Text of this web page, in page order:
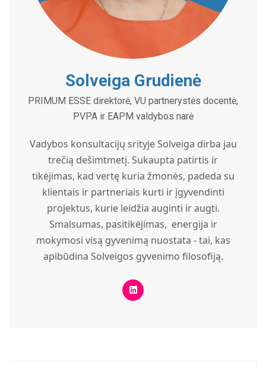
Solveiga Grudienė
PRIMUM ESSE direktorė, VU partnerystės docentė,
PVPA ir EAPM valdybos narė
Vadybos konsultacijų srityje Solveiga dirba jau
trečią dešimtmetį. Sukaupta patirtis ir
tikėjimas, kad vertę kuria žmonės, padeda su
klientais ir partneriais kurti ir įgyvendinti
projektus, kurie leidžia auginti ir augti.
Smalsumas, pasitikėjimas, energija ir
mokymosi visą gyvenimą nuostata - tai, kas
apibūdina Solveigos gyvenimo filosofiją.